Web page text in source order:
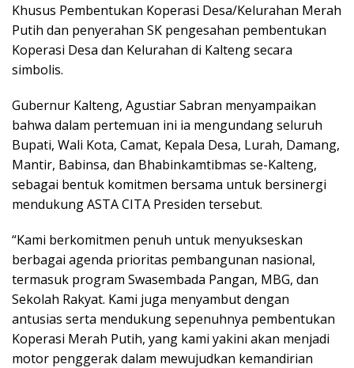
Khusus Pembentukan Koperasi Desa/Kelurahan Merah
Putih dan penyerahan SK pengesahan pembentukan
Koperasi Desa dan Kelurahan di Kalteng secara
simbolis.
Gubernur Kalteng, Agustiar Sabran menyampaikan
bahwa dalam pertemuan ini ia mengundang seluruh
Bupati, Wali Kota, Camat, Kepala Desa, Lurah, Damang,
Mantir, Babinsa, dan Bhabinkamtibmas se-Kalteng,
sebagai bentuk komitmen bersama untuk bersinergi
mendukung ASTA CITA Presiden tersebut.
“Kami berkomitmen penuh untuk menyukseskan
berbagai agenda prioritas pembangunan nasional,
termasuk program Swasembada Pangan, MBG, dan
Sekolah Rakyat. Kami juga menyambut dengan
antusias serta mendukung sepenuhnya pembentukan
Koperasi Merah Putih, yang kami yakini akan menjadi
motor penggerak dalam mewujudkan kemandirian